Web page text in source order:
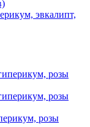
эвкалипт,
розы